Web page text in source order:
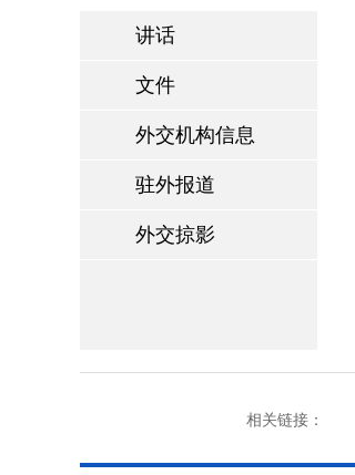
讲话
文件
外交机构信息
驻外报道
外交掠影
相关链接：